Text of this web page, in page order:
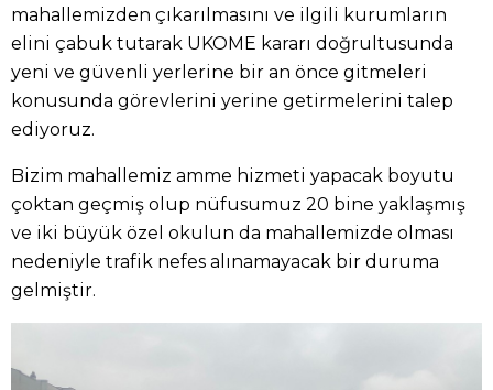
mahallemizden çıkarılmasını ve ilgili kurumların
elini çabuk tutarak UKOME kararı doğrultusunda
yeni ve güvenli yerlerine bir an önce gitmeleri
konusunda görevlerini yerine getirmelerini talep
ediyoruz.
Bizim mahallemiz amme hizmeti yapacak boyutu
çoktan geçmiş olup nüfusumuz 20 bine yaklaşmış
ve iki büyük özel okulun da mahallemizde olması
nedeniyle trafik nefes alınamayacak bir duruma
gelmiştir.